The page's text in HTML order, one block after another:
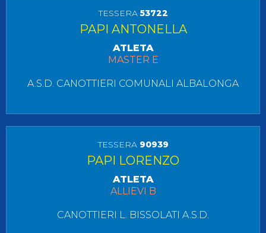
TESSERA 53722
PAPI ANTONELLA
ATLETA
MASTER E
A.S.D. CANOTTIERI COMUNALI ALBALONGA
TESSERA 90939
PAPI LORENZO
ATLETA
ALLIEVI B
CANOTTIERI L. BISSOLATI A.S.D.